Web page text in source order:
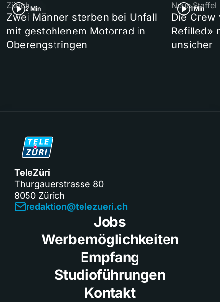
2 Min
Zürich
Zwei Männer sterben bei Unfall
mit gestohlenem Motorrad in
Oberengstringen
1 Min
Neue Staffel
Die Crew
Refilled»
unsicher
TeleZüri
Thurgauerstrasse 80
8050 Zürich
redaktion@telezueri.ch
Jobs
Werbemöglichkeiten
Empfang
Studioführungen
Kontakt